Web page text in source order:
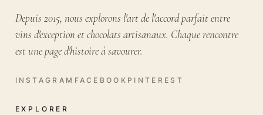
Depuis 2015, nous explorons l'art de l'accord parfait entre
vins d'exception et chocolats artisanaux. Chaque rencontre
est une page d'histoire à savourer.
EXPLORER